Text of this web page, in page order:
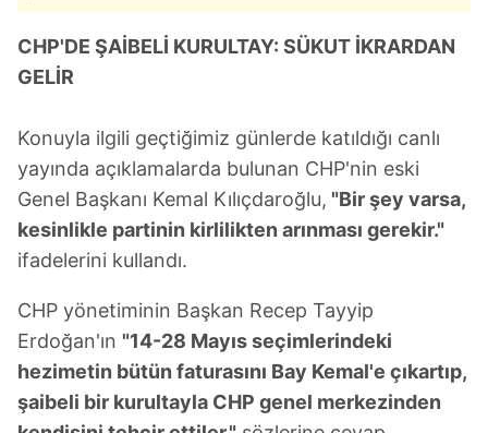
CHP'DE ŞAİBELİ KURULTAY: SÜKUT İKRARDAN
GELİR
Konuyla ilgili geçtiğimiz günlerde katıldığı canlı
yayında açıklamalarda bulunan CHP'nin eski
Genel Başkanı Kemal Kılıçdaroğlu, "Bir şey varsa,
kesinlikle partinin kirlilikten arınması gerekir."
ifadelerini kullandı.
CHP yönetiminin Başkan Recep Tayyip
Erdoğan'ın "14-28 Mayıs seçimlerindeki
hezimetin bütün faturasını Bay Kemal'e çıkartıp,
şaibeli bir kurultayla CHP genel merkezinden